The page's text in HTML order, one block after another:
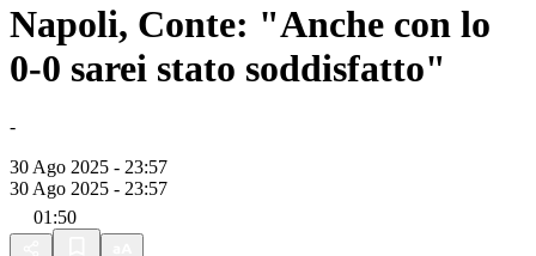
Napoli, Conte: "Anche con lo
0-0 sarei stato soddisfatto"
-
30 Ago 2025 - 23:57
30 Ago 2025 - 23:57
01:50